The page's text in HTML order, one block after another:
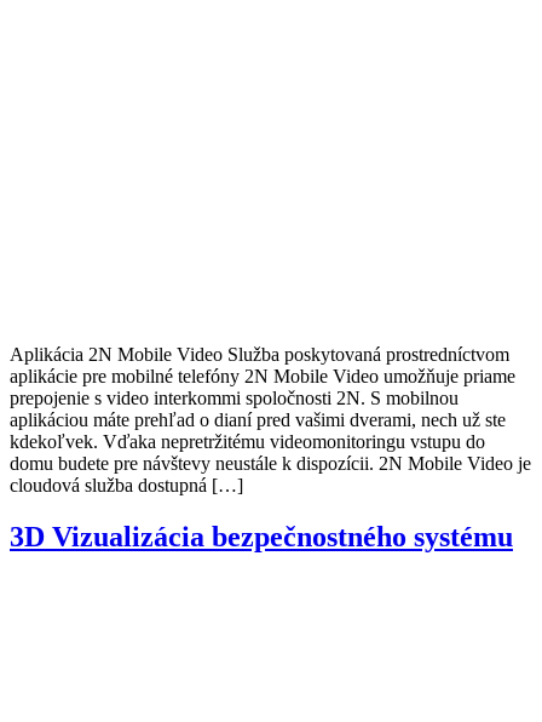
Aplikácia 2N Mobile Video Služba poskytovaná prostredníctvom
aplikácie pre mobilné telefóny 2N Mobile Video umožňuje priame
prepojenie s video interkommi spoločnosti 2N. S mobilnou
aplikáciou máte prehľad o dianí pred vašimi dverami, nech už ste
kdekoľvek. Vďaka nepretržitému videomonitoringu vstupu do
domu budete pre návštevy neustále k dispozícii. 2N Mobile Video je
cloudová služba dostupná […]
3D Vizualizácia bezpečnostného systému